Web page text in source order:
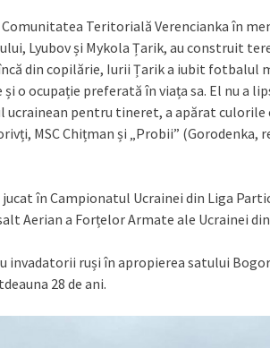
Teritorială Verencianka în
Lyubov și Mykola Țarik, au construit
din copilărie, Iurii Țarik a iubit fotbalul
o ocupație preferată în viața sa. El nu a
ucrainean pentru tineret, a apărat culorile
MSC Chițman și „Probii” (Gorodenka,
în Campionatul Ucrainei din Liga
Aerian a Forțelor Armate ale Ucrainei
ruși în apropierea satului
28 de ani.